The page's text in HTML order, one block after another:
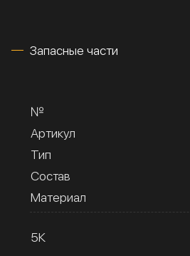
Запасные части
№
Артикул
Тип
Состав
Материал
5К